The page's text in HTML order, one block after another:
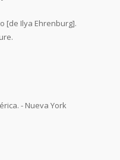
[de Ilya Ehrenburg].
- Nueva York